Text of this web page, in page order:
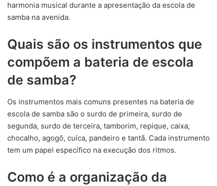
harmonia musical durante a apresentação da escola de
samba na avenida.
Quais são os instrumentos que
compõem a bateria de escola
de samba?
Os instrumentos mais comuns presentes na bateria de
escola de samba são o surdo de primeira, surdo de
segunda, surdo de terceira, tamborim, repique, caixa,
chocalho, agogô, cuíca, pandeiro e tantã. Cada instrumento
tem um papel específico na execução dos ritmos.
Como é a organização da